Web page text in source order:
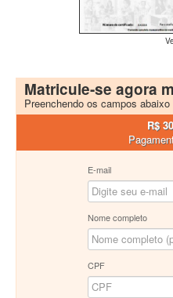
Matricule-se agora
Preenchendo os campos abaixo
R$
E-mail
Nome completo
CPF